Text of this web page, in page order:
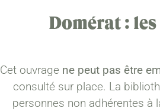
Domérat :
Cet ouvrage ne peut pas être
consulté sur place. La
personnes non adhérentes à